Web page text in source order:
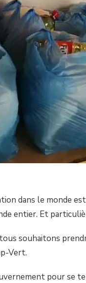
dans le monde
entier. Et
souhaitons
Vert.
pour se